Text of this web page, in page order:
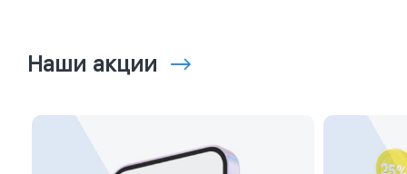
Наши акции